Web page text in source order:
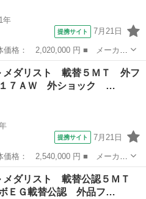
年
提携サイト 7月21日
■ グレード名： アルティマ
正ホワイト＆ゴールドツート
メダリスト 載替５ＭＴ 外フ
７ＡＷ 外ショック …
提携サイト 7月21日
■ グレード名： メダリスト
ＡＷ 外ショック ローダウン
メダリスト 載替公認５ＭＴ
ボＥＧ載替公認 外品フ…